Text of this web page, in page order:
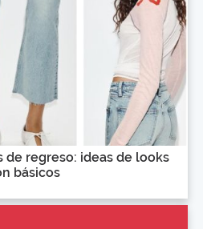
de regreso: ideas de looks
básicos